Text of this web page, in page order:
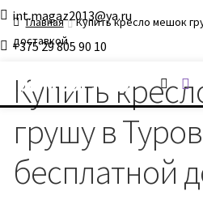
int.magaz2013@ya.ru
+375 29 805 90 10
ДримБэг.бай
Главная
Купить кресло мешок
доставкой
Купить
грушу в
бесплатной